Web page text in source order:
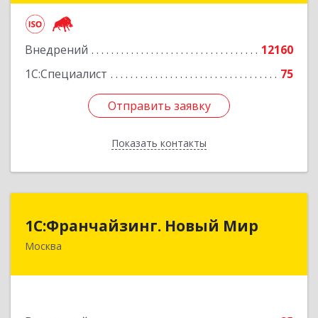
Внедрений
12160
1С:Специалист
75
Отправить заявку
Показать контакты
Отправить заявку
Назад
1С:Франчайзинг. Новый Мир
Москва
1С:Франчайзинг. Новый Мир
101000, Москва г, Армянский пер, дом № 9,